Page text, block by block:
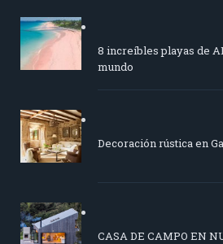
8 increíbles playas de
mundo
Decoración rústica en
CASA DE CAMPO EN